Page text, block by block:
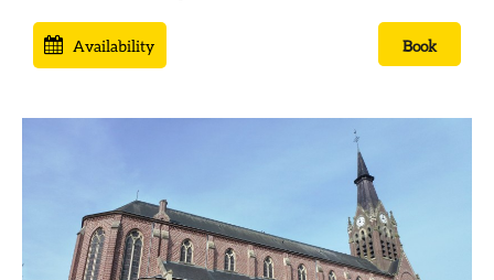
Availability Book